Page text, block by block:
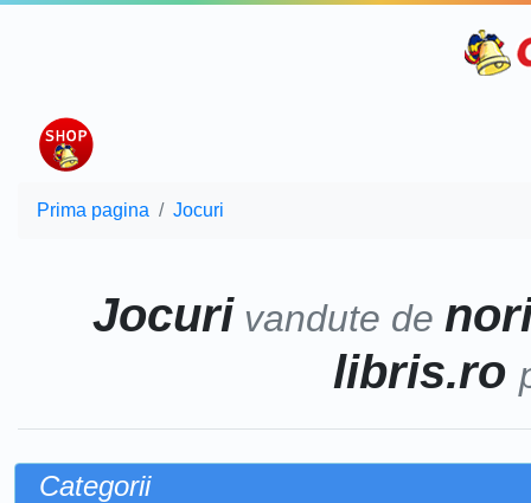
Prima pagina Jocuri
Jocuri vandute de
libris.ro
Categorii